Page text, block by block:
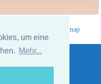
um eine
Mehr...
Sitemap
- 2026